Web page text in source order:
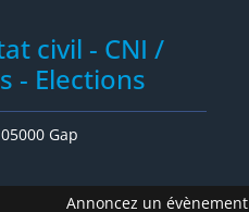
civil - CNI /
- Elections
Gap
Annoncez un évènement